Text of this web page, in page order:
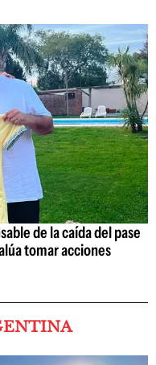
de la caída del pase
tomar acciones